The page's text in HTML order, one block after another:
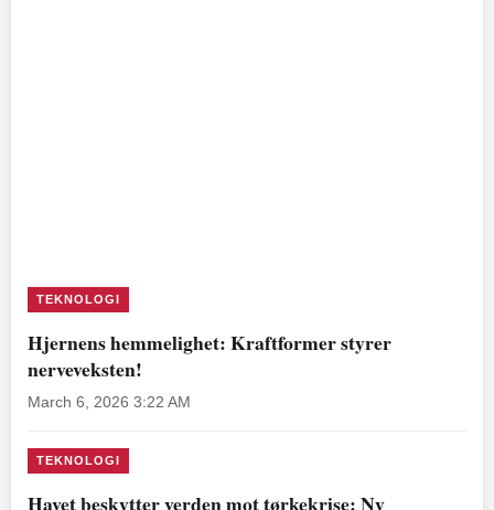
TEKNOLOGI
Hjernens hemmelighet: Kraftformer styrer
nerveveksten!
March 6, 2026 3:22 AM
TEKNOLOGI
Havet beskytter verden mot tørkekrise: Ny